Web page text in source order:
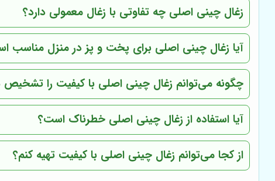
زغال چینی اصلی چه تفاوتی با زغال معمولی دارد؟
آیا زغال چینی اصلی برای پخت و پز در منزل مناسب
چگونه می‌توانم زغال چینی اصلی با کیفیت را
آیا استفاده از زغال چینی اصلی خطرناک است؟
از کجا می‌توانم زغال چینی اصلی با کیفیت تهیه کنم؟